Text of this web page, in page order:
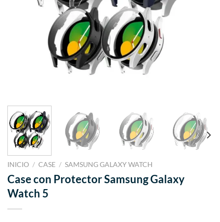
INICIO / CASE / SAMSUNG GALAXY WATCH
Case con Protector Samsung Galaxy
Watch 5